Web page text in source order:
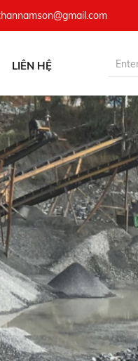
LIÊN HỆ